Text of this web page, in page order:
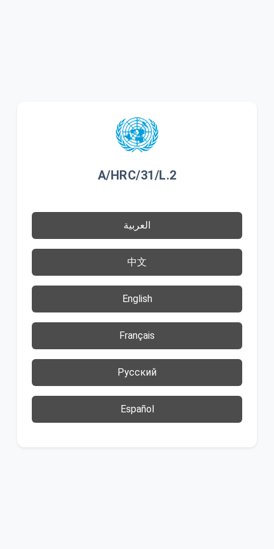
A/HRC/31/L.2
العربية
中文
English
Français
Русский
Español